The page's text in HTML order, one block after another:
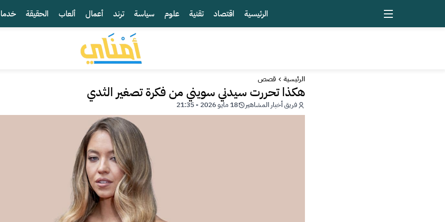
الرئيسية اقتصاد تقنية علوم سياسة ترند أعمال ألعاب الحقيقة
الرئيسية قصص
هكذا تحررت سيدني سويني من فكرة تصغير الثدي
فريق أخبار المشاهير 18 مايو 2026 - 21:35